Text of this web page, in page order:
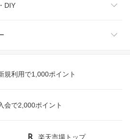
セサリー
タブレット
品
DIY
・収納
規利用で1,000ポイント
会で2,000ポイント
楽天市場トップ